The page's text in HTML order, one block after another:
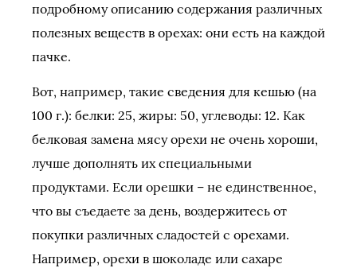
подробному описанию содержания различных
полезных веществ в орехах: они есть на каждой
пачке.
Вот, например, такие сведения для кешью (на
100 г.): белки: 25, жиры: 50, углеводы: 12. Как
белковая замена мясу орехи не очень хороши,
лучше дополнять их специальными
продуктами. Если орешки – не единственное,
что вы съедаете за день, воздержитесь от
покупки различных сладостей с орехами.
Например, орехи в шоколаде или сахаре